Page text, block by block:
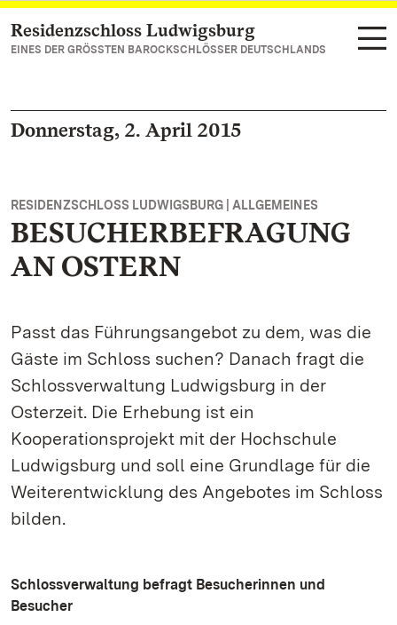
Zum Hauptinhalt springen
Residenzschloss Ludwigsburg
EINES DER GRÖSSTEN BAROCKSCHLÖSSER DEUTSCHLANDS
Donnerstag, 2. April 2015
RESIDENZSCHLOSS LUDWIGSBURG | ALLGEMEINES
BESUCHERBEFRAGUNG
AN OSTERN
Passt das Führungsangebot zu dem, was die
Gäste im Schloss suchen? Danach fragt die
Schlossverwaltung Ludwigsburg in der
Osterzeit. Die Erhebung ist ein
Kooperationsprojekt mit der Hochschule
Ludwigsburg und soll eine Grundlage für die
Weiterentwicklung des Angebotes im Schloss
bilden.
Schlossverwaltung befragt Besucherinnen und
Besucher